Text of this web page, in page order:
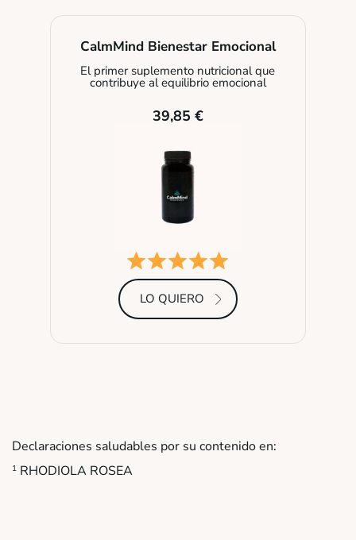
CalmMind Bienestar Emocional
El primer suplemento nutricional que
contribuye al equilibrio emocional
39,85 €
LO QUIERO
Declaraciones saludables por su contenido en:
1 RHODIOLA ROSEA